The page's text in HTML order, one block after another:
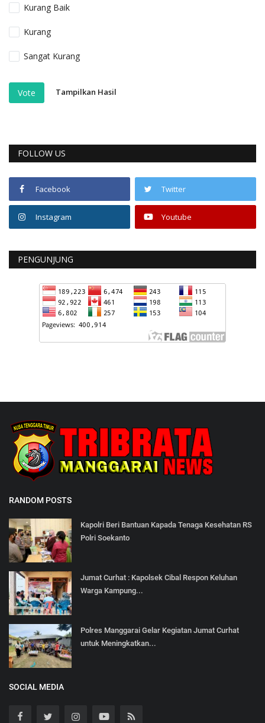
Kurang Baik
Kurang
Sangat Kurang
Vote Tampilkan Hasil
FOLLOW US
Facebook Twitter
Instagram Youtube
PENGUNJUNG
RANDOM POSTS
Kapolri Beri Bantuan Kapada Tenaga Kesehatan RS
Polri Soekanto
Jumat Curhat : Kapolsek Cibal Respon Keluhan
Warga Kampung...
Polres Manggarai Gelar Kegiatan Jumat Curhat
untuk Meningkatkan...
SOCIAL MEDIA